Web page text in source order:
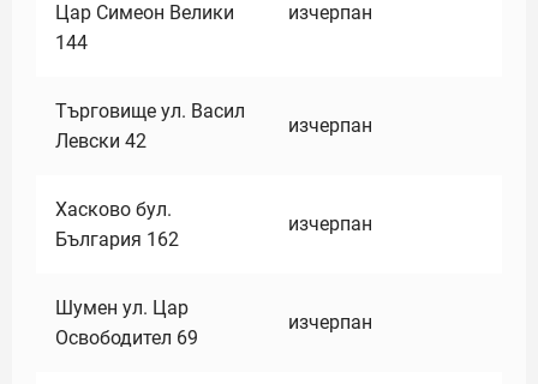
Цар Симеон Велики
144
изчерпан
Търговище ул. Васил
Левски 42
изчерпан
Хасково бул.
България 162
изчерпан
Шумен ул. Цар
Освободител 69
изчерпан